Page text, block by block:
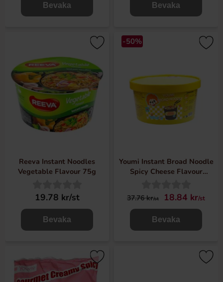
Bevaka Bevaka
Reeva Instant Noodles
Vegetable Flavour 75g
19.78 kr/st
Bevaka
-50%
Youmi Instant Broad Noodle
Spicy Cheese Flavour
37.76 kr/st 18.84 kr/st
Bevaka